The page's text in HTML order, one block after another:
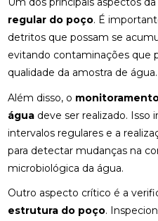
regular do poço. É
detritos que possam se
evitando contaminações que
qualidade da amostra de água.
Além disso, o
águadeve ser realizado. Isso
intervalos regulares e a
para detectar mudanças na
microbiológica da água.
Outro aspecto crítico é a
estrutura do poço.